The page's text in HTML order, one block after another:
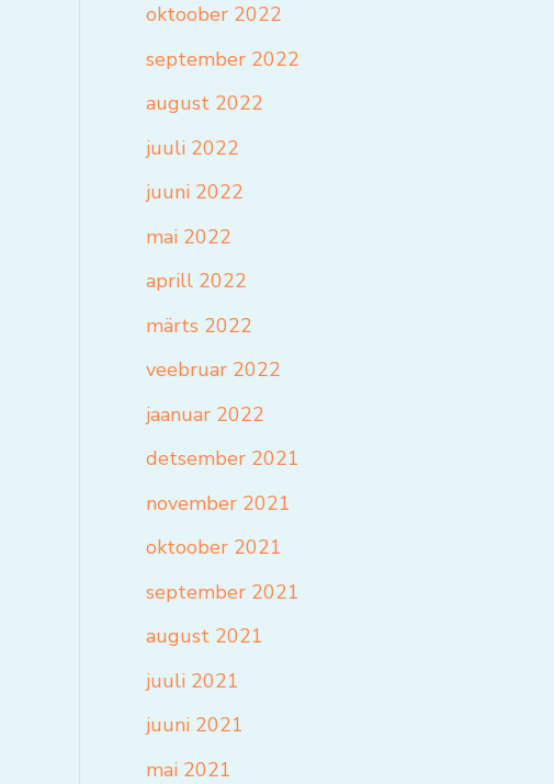
oktoober 2022
september 2022
august 2022
juuli 2022
juuni 2022
mai 2022
aprill 2022
märts 2022
veebruar 2022
jaanuar 2022
detsember 2021
november 2021
oktoober 2021
september 2021
august 2021
juuli 2021
juuni 2021
mai 2021